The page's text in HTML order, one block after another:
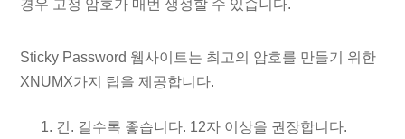
경우 고정 암호가 매번 생성할 수 있습니다.
Sticky Password 웹사이트는 최고의 암호를 만들기 위한
XNUMX가지 팁을 제공합니다.
긴. 길수록 좋습니다. 12자 이상을 권장합니다.